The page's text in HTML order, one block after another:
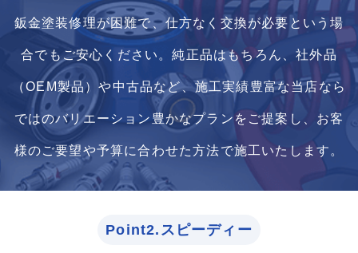
鈑金塗装修理が困難で、仕方なく交換が必要という場
合でもご安心ください。純正品はもちろん、社外品
（OEM製品）や中古品など、施工実績豊富な当店なら
ではのバリエーション豊かなプランをご提案し、お客
様のご要望や予算に合わせた方法で施工いたします。
Point2.スピーディー